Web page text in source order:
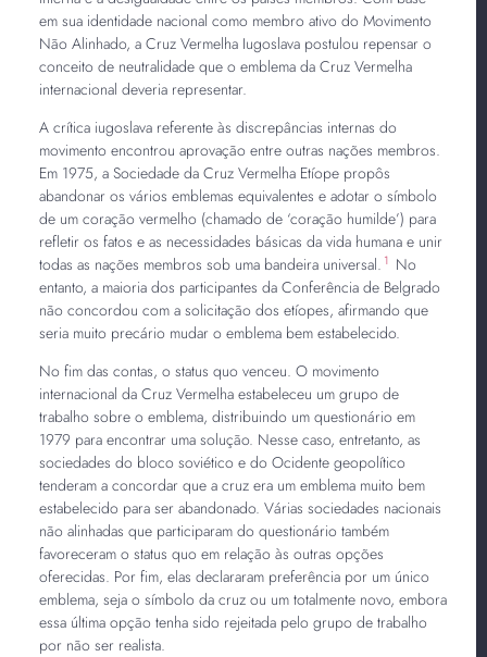
em sua identidade nacional como membro ativo do Movimento
Não Alinhado, a Cruz Vermelha Iugoslava postulou repensar o
conceito de neutralidade que o emblema da Cruz Vermelha
internacional deveria representar.
A crítica iugoslava referente às discrepâncias internas do
movimento encontrou aprovação entre outras nações membros.
Em 1975, a Sociedade da Cruz Vermelha Etíope propôs
abandonar os vários emblemas equivalentes e adotar o símbolo
de um coração vermelho (chamado de ‘coração humilde’) para
refletir os fatos e as necessidades básicas da vida humana e unir
todas as nações membros sob uma bandeira universal. 1 No
entanto, a maioria dos participantes da Conferência de Belgrado
não concordou com a solicitação dos etíopes, afirmando que
seria muito precário mudar o emblema bem estabelecido.
No fim das contas, o status quo venceu. O movimento
internacional da Cruz Vermelha estabeleceu um grupo de
trabalho sobre o emblema, distribuindo um questionário em
1979 para encontrar uma solução. Nesse caso, entretanto, as
sociedades do bloco soviético e do Ocidente geopolítico
tenderam a concordar que a cruz era um emblema muito bem
estabelecido para ser abandonado. Várias sociedades nacionais
não alinhadas que participaram do questionário também
favoreceram o status quo em relação às outras opções
oferecidas. Por fim, elas declararam preferência por um único
emblema, seja o símbolo da cruz ou um totalmente novo, embora
essa última opção tenha sido rejeitada pelo grupo de trabalho
por não ser realista.